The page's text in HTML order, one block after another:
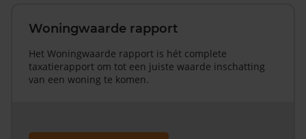
Woningwaarde rapport
Het Woningwaarde rapport is hét complete
taxatierapport om tot een juiste waarde inschatting
van een woning te komen.